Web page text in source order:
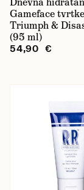
Gameface tvrtke
Triumph &
(95 ml)
54,90 €